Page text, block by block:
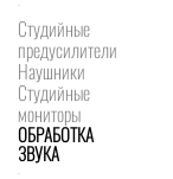
Студийные
предусилители
Наушники
Студийные
мониторы
ОБРАБОТКА
ЗВУКА